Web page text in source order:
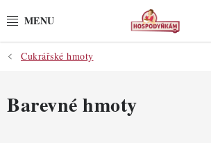
na
POTŘEBY
POMŮCKY
Cukrářské hmoty
Barevné hmoty